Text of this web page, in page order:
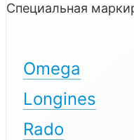
Специальная
Omega
Longines
Rado